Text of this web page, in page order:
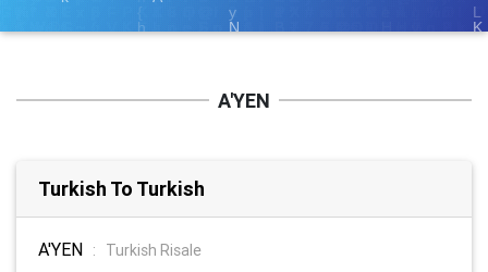
A'YEN
Turkish To Turkish
A'YEN :
Turkish Risale